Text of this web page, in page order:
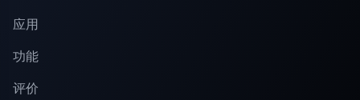
应用
功能
评价